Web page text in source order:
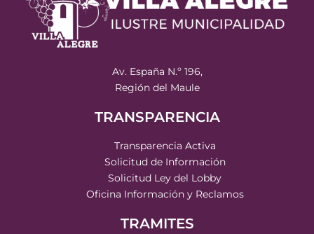
Av. España N.º 196,
Región del Maule
TRANSPARENCIA
Transparencia Activa
Solicitud de Información
Solicitud Ley del Lobby
Oficina Información y Reclamos
TRAMITES